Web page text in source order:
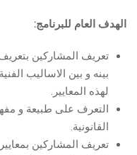
الهدف العام للبرنامج:
تعريف المشاركين
بينه و بين الاساليب
لهذه المعايير.
التعرف على طبيعة و
القانونية.
تعريف المشاركين